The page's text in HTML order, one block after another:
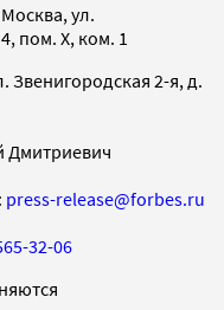
ул.
пом. X, ком. 1
Звенигородская 2-я, д.
Дмитриевич
press-release@forbes.ru
32-06